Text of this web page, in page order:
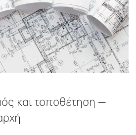
και τοποθέτηση –